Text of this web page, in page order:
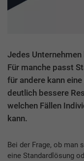
Jedes
Für manche passt
für andere kann
deutlich bessere
welchen Fällen
kann.
Bei der Frage, ob man
eine Standardlösung